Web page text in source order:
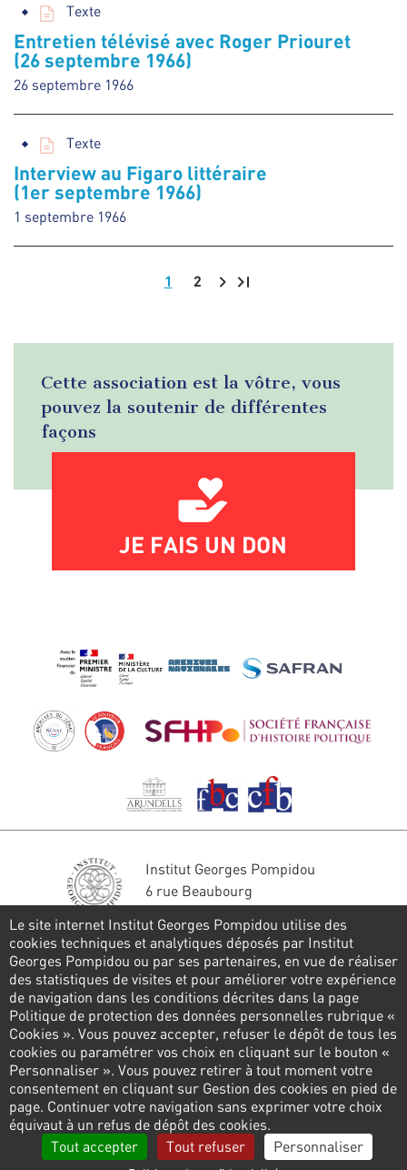
Texte
Entretien télévisé avec Roger Priouret
(26 septembre 1966)
26 septembre 1966
Texte
Interview au Figaro littéraire
(1er septembre 1966)
1 septembre 1966
1 2
Cette association est la vôtre, vous
pouvez la soutenir de différentes
façons
JE FAIS UN DON
Institut Georges Pompidou
6 rue Beaubourg
Tél. : 01 44 78 41 22
Restons en contact
FORMULAIRE DE CONTACT
Suivez-nous
Pied
de
page
Politique de confidentialité
Gestion des cookies
Le site internet Institut Georges Pompidou utilise des
cookies techniques et analytiques déposés par Institut
Georges Pompidou ou par ses partenaires, en vue de réaliser
des statistiques de visites et pour améliorer votre expérience
de navigation dans les conditions décrites dans la page
Politique de protection des données personnelles rubrique «
Cookies ». Vous pouvez accepter, refuser le dépôt de tous les
cookies ou paramétrer vos choix en cliquant sur le bouton «
Personnaliser ». Vous pouvez retirer à tout moment votre
consentement en cliquant sur Gestion des cookies en pied de
page. Continuer votre navigation sans exprimer votre choix
équivaut à un refus de dépôt des cookies.
Tout accepter
Tout refuser Personnaliser